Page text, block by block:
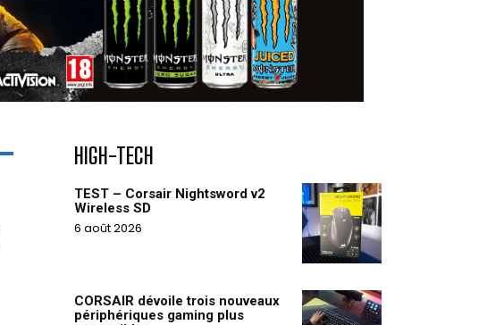
HIGH-TECH
TEST – Corsair Nightsword v2
Wireless SD
6 août 2026
CORSAIR dévoile trois nouveaux
périphériques gaming plus